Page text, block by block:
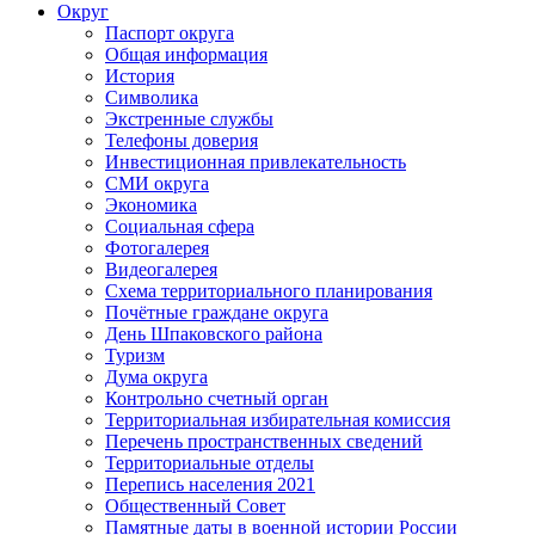
Округ
Паспорт округа
Общая информация
История
Символика
Экстренные службы
Телефоны доверия
Инвестиционная привлекательность
СМИ округа
Экономика
Социальная сфера
Фотогалерея
Видеогалерея
Схема территориального планирования
Почётные граждане округа
День Шпаковского района
Туризм
Дума округа
Контрольно счетный орган
Территориальная избирательная комиссия
Перечень пространственных сведений
Территориальные отделы
Перепись населения 2021
Общественный Совет
Памятные даты в военной истории России